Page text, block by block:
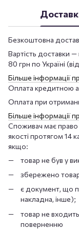
Безкоштовна
Вартість доставки —
80 грн по Україні
Більше інформації
Оплата кредитною
Оплата при
Більше інформації
Споживач має право
якості протягом 14
якщо:
товар не був у
збережено
є документ, що
накладна, інше);
товар не
поверненню